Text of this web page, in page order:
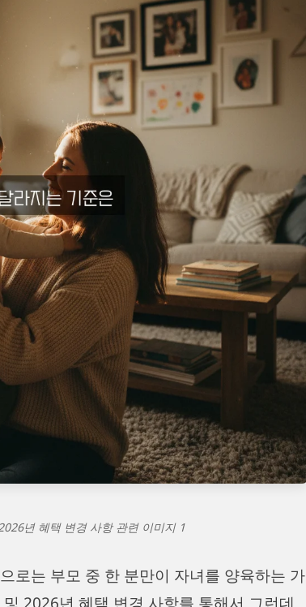
년 혜택 변경 사항 관련 이미지 1
로는 부모 중 한 분만이 자녀를 양육하는 가